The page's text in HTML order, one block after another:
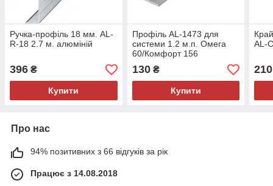
Ручка-профіль 18 мм. AL-
R-18 2.7 м. алюміній
396 ₴
Купити
Профіль AL-1473 для
системи 1.2 м.п. Омега
60/Комфорт 156
130₴
Купити
AL-
210
Про нас
94% позитивних з 66 відгуків за рік
Працює з 14.08.2018